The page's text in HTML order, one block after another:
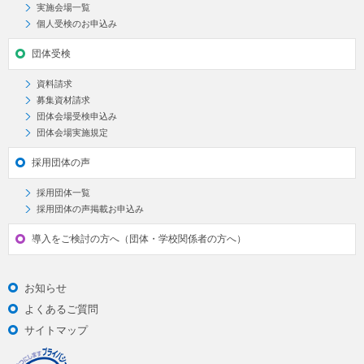
実施会場一覧
個人受検のお申込み
団体受検
資料請求
募集資材請求
団体会場受検申込み
団体会場実施規定
採用団体の声
採用団体一覧
採用団体の声掲載お申込み
導入をご検討の方へ（団体・学校関係者の方へ）
お知らせ
よくあるご質問
サイトマップ